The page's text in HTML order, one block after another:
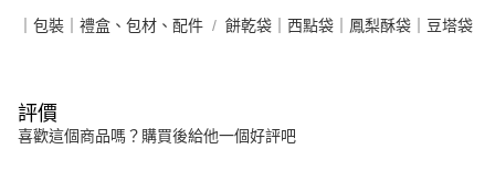
｜包裝｜禮盒、包材、配件 餅乾袋｜西點袋｜鳳梨酥袋｜豆塔袋
評價
喜歡這個商品嗎？購買後給他一個好評吧